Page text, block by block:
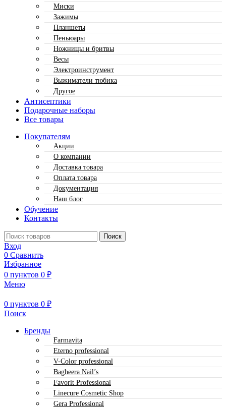
Миски
Зажимы
Планшеты
Пеньюары
Ножницы и бритвы
Весы
Электроинструмент
Выжиматели тюбика
Другое
Антисептики
Подарочные наборы
Все товары
Покупателям
Акции
О компании
Доставка товара
Оплата товара
Документация
Наш блог
Обучение
Контакты
Поиск
Вход
0 Сравнить
Избранное
0 пунктов 0 ₽
Меню
0 пунктов 0 ₽
Поиск
Бренды
Farmavita
Eterno professional
V-Color professional
Bagheera Nail’s
Favorit Professional
Linecure Cosmetic Shop
Gera Professional